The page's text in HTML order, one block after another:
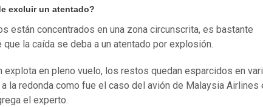
excluir un atentado?
están concentrados en una zona circunscrita, es bastante
que la caída se deba a un atentado por explosión.
explota en pleno vuelo, los restos quedan esparcidos en
la redonda como fue el caso del avión de Malaysia Airlines
el experto.